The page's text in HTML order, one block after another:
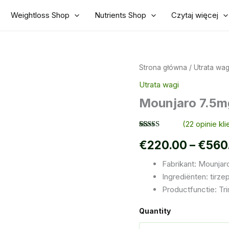
Weightloss Shop Nutrients Shop Czytaj więcej
Strona główna / Utrata
Utrata wagi
Mounjaro
4.45na 5
na
ocen
klientów
(22 opinie
€220.00 – €
Fabrikant:
Ingrediënten:
Productfunctie:
Quantity